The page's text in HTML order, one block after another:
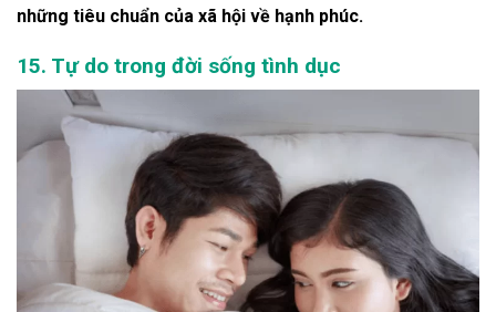
những tiêu chuẩn của xã hội về hạnh phúc.
15. Tự do trong đời sống tình dục